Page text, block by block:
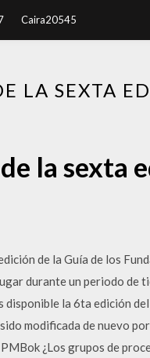
Caira20545
LA SEXTA
la sexta
de la Guía de los
durante un periodo de
disponible la 6ta edición
modificada de nuevo
¿Los grupos de